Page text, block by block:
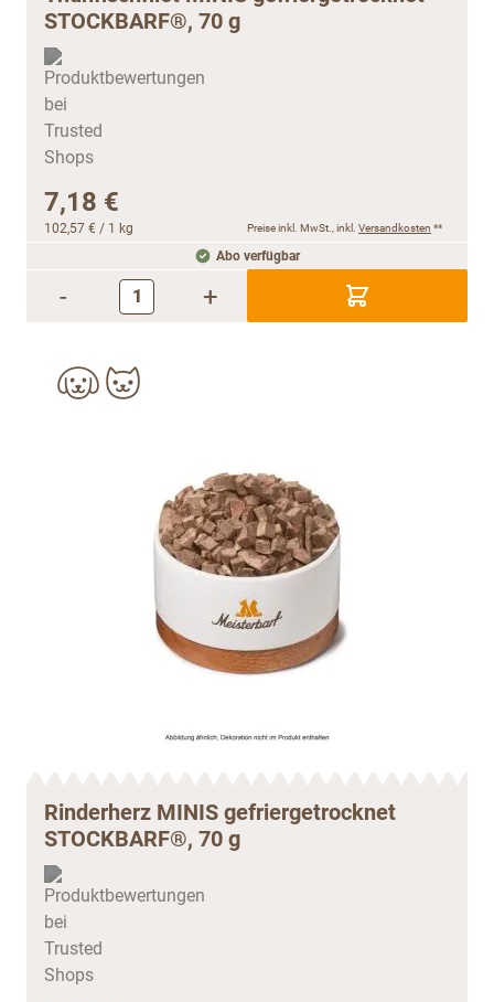
STOCKBARF®, 70 g
7,18 €
102,57 € / 1 kg Preise inkl. MwSt., inkl. Versandkosten **
Abo verfügbar
- +
Rinderherz MINIS gefriergetrocknet
STOCKBARF®, 70 g